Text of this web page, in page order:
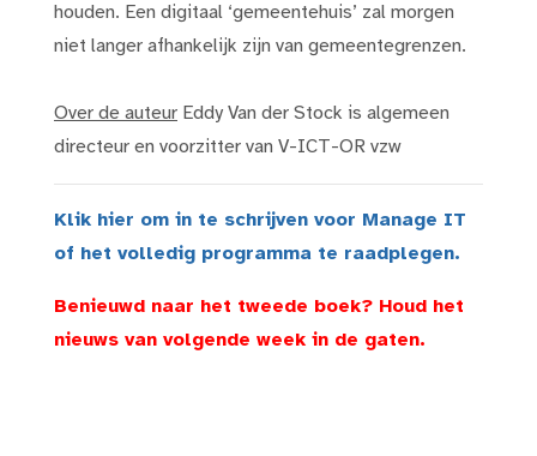
houden. Een digitaal ‘gemeentehuis’ zal morgen
niet langer afhankelijk zijn van gemeentegrenzen.
Over de auteur Eddy Van der Stock is algemeen
directeur en voorzitter van V-ICT-OR vzw
Klik hier om in te schrijven voor Manage IT
of het volledig programma te raadplegen.
Benieuwd naar het tweede boek? Houd het
nieuws van volgende week in de gaten.